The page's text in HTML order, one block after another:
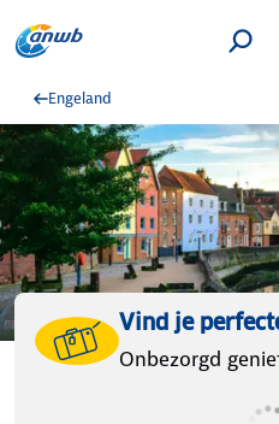
Engeland
Vind je
Onbezorgd